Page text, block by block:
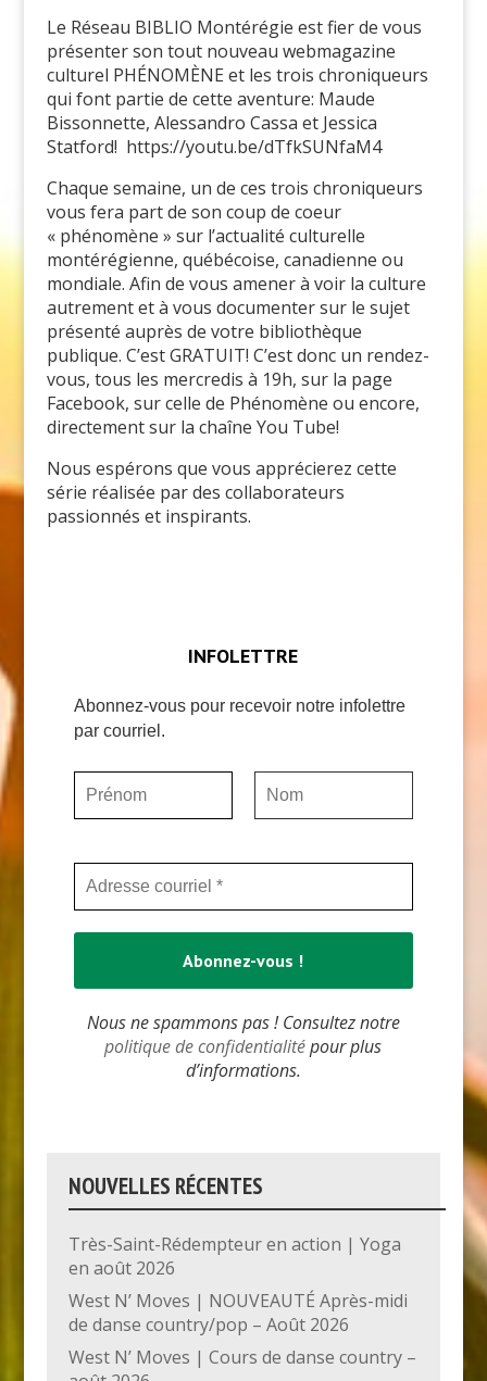
Le Réseau BIBLIO Montérégie est fier de vous
présenter son tout nouveau webmagazine
culturel PHÉNOMÈNE et les trois chroniqueurs
qui font partie de cette aventure: Maude
Bissonnette, Alessandro Cassa et Jessica
Statford! https://youtu.be/dTfkSUNfaM4
Chaque semaine, un de ces trois chroniqueurs
vous fera part de son coup de coeur
« phénomène » sur l’actualité culturelle
montérégienne, québécoise, canadienne ou
mondiale. Afin de vous amener à voir la culture
autrement et à vous documenter sur le sujet
présenté auprès de votre bibliothèque
publique. C’est GRATUIT! C’est donc un rendez-
vous, tous les mercredis à 19h, sur la page
Facebook, sur celle de Phénomène ou encore,
directement sur la chaîne You Tube!
Nous espérons que vous apprécierez cette
série réalisée par des collaborateurs
passionnés et inspirants.
INFOLETTRE
Abonnez-vous pour recevoir notre infolettre
par courriel.
Nous ne spammons pas ! Consultez notre
politique de confidentialitépour plus
d’informations.
NOUVELLES RÉCENTES
Très-Saint-Rédempteur en action | Yoga
en août 2026
West N’ Moves | NOUVEAUTÉ Après-midi
de danse country/pop – Août 2026
West N’ Moves | Cours de danse country –